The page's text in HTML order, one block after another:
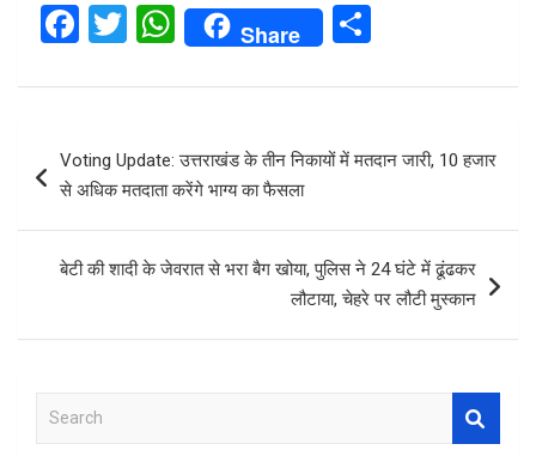
F
ce
o
k
T
tt
W
at
A
p
Share
ar
navigation
Voting Update: उत्तराखंड के तीन निकायों में मतदान जारी, 10 हजार
से अधिक मतदाता करेंगे भाग्य का फैसला
बेटी की शादी के जेवरात से भरा बैग खोया, पुलिस ने 24 घंटे में ढूंढकर
लौटाया, चेहरे पर लौटी मुस्कान